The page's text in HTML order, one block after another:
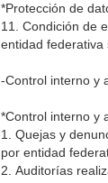
*Protección de
11. Condición de
entidad federativa
-Control interno y
*Control interno y
1. Quejas y
por entidad
2. Auditorías